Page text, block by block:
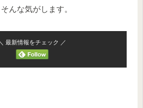
んな気がします。
最新情報をチェック ／